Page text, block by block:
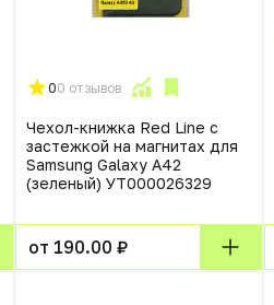
00 отзывов
Чехол-книжка Red Line с
застежкой на магнитах для
Samsung Galaxy A42
(зеленый) УТ000026329
от 190.00 ₽